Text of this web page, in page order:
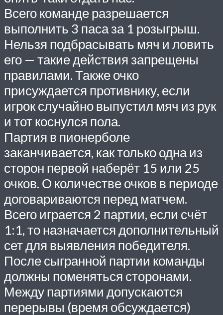
Всего команде разрешается
выполнить 3 паса за 1 розыгрыш.
Нельзя подбрасывать мяч и ловить
его — такие действия запрещены
правилами. Также очко
присуждается противнику, если
игрок случайно выпустил мяч из рук
и тот коснулся пола.
Партия в пионерболе
заканчивается, как только одна из
сторон первой наберёт 15 или 25
очков. О количестве очков в периоде
договариваются перед матчем.
Всего играется 2 партии, если счёт
1:1, то назначается дополнительный
сет для выявления победителя.
После сыгранной партии команды
должны поменяться сторонами.
Между партиями допускаются
перерывы (время обсуждается)